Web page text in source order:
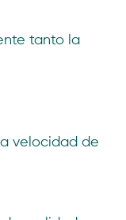
tanto la
velocidad de